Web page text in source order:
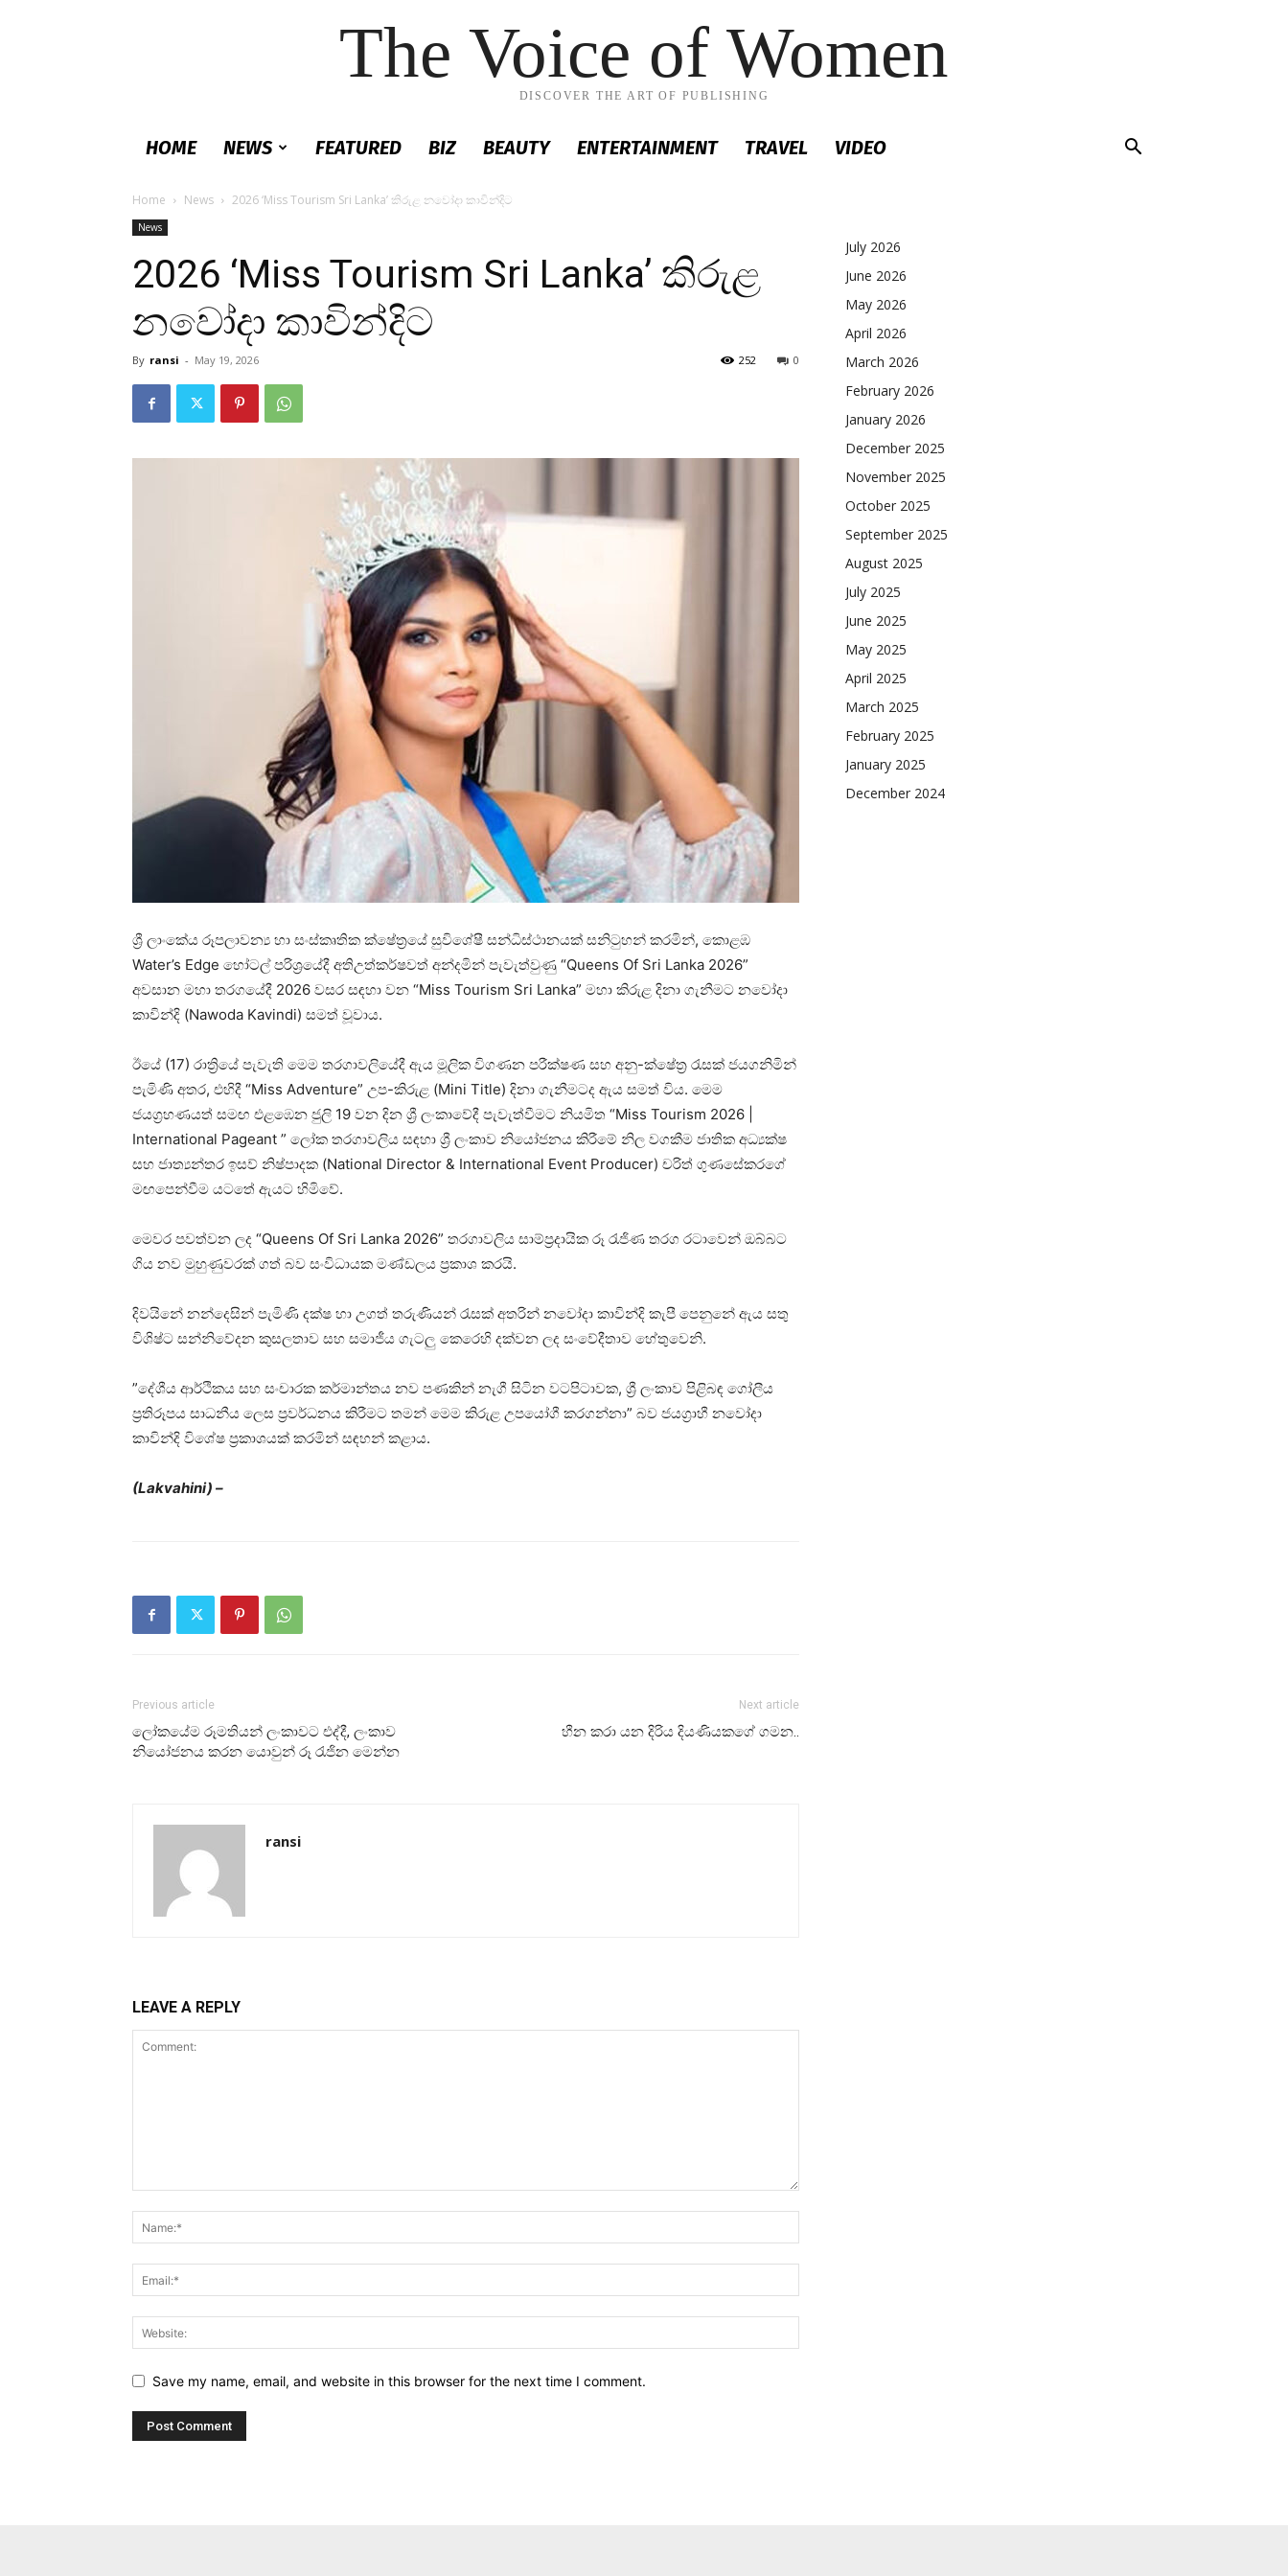
The Voice of Women
DISCOVER THE ART OF PUBLISHING
HOME NEWS FEATURED BIZ BEAUTY ENTERTAINMENT TRAVEL VIDEO
Home News 2026 ‘Miss Tourism Sri Lanka’ කිරුළ නවෝදා කාවින්දිට
News
2026 ‘Miss Tourism Sri Lanka’ කිරුළ
නවෝදා කාවින්දිට
By ransi - May 19, 2026 0
252
ශ්‍රී ලාංකේය රූපලාවන්‍ය හා සංස්කෘතික ක්ෂේත්‍රයේ සුවිශේෂී සන්ධිස්ථානයක් සනිටුහන් කරමින්, කොළඹ
Water’s Edge හෝටල් පරිශ්‍රයේදී අතිඋත්කර්ෂවත් අන්දමින් පැවැත්වුණු “Queens Of Sri Lanka 2026”
අවසාන මහා තරගයේදී 2026 වසර සඳහා වන “Miss Tourism Sri Lanka” මහා කිරුළ දිනා ගැනීමට නවෝදා
කාවින්දි (Nawoda Kavindi) සමත් වූවාය.
ඊයේ (17) රාත්‍රියේ පැවැති මෙම තරගාවලියේදී ඇය මූලික විගණන පරීක්ෂණ සහ අනු-ක්ෂේත්‍ර රැසක් ජයගනිමින්
පැමිණි අතර, එහිදී “Miss Adventure” උප-කිරුළ (Mini Title) දිනා ගැනීමටද ඇය සමත් විය. මෙම
ජයග්‍රහණයත් සමඟ එළඹෙන ජුලි 19 වන දින ශ්‍රී ලංකාවේදී පැවැත්වීමට නියමිත “Miss Tourism 2026 |
International Pageant ” ලෝක තරගාවලිය සඳහා ශ්‍රී ලංකාව නියෝජනය කිරීමේ නිල වගකීම ජාතික අධ්‍යක්ෂ
සහ ජාත්‍යන්තර ඉසව් නිෂ්පාදක (National Director & International Event Producer) චරිත් ගුණසේකරගේ
මඟපෙන්වීම යටතේ ඇයට හිමිවේ.
මෙවර පවත්වන ලද “Queens Of Sri Lanka 2026” තරගාවලිය සාම්ප්‍රදායික රූ රැජිණ තරග රටාවෙන් ඔබ්බට
ගිය නව මුහුණුවරක් ගත් බව සංවිධායක මණ්ඩලය ප්‍රකාශ කරයි.
දිවයිනේ නන්දෙසින් පැමිණි දක්ෂ හා උගත් තරුණියන් රැසක් අතරින් නවෝදා කාවින්දි කැපී පෙනුනේ ඇය සතු
විශිෂ්ට සන්නිවේදන කුසලතාව සහ සමාජීය ගැටලු කෙරෙහි දක්වන ලද සංවේදීතාව හේතුවෙනි.
”දේශීය ආර්ථිකය සහ සංචාරක කර්මාන්තය නව පණකින් නැගී සිටින වටපිටාවක, ශ්‍රී ලංකාව පිළිබඳ ගෝලීය
ප්‍රතිරූපය සාධනීය ලෙස ප්‍රවර්ධනය කිරීමට තමන් මෙම කිරුළ උපයෝගී කරගන්නා” බව ජයග්‍රාහී නවෝදා
කාවින්දි විශේෂ ප්‍රකාශයක් කරමින් සඳහන් කළාය.
(Lakvahini) –
Previous article
ලෝකයේම රූමතියන් ලංකාවට එද්දී, ලංකාව
නියෝජනය කරන යොවුන් රූ රැජින මෙන්න
Next article
හීන කරා යන දිරිය දියණියකගේ ගමන..
ransi
LEAVE A REPLY
Save my name, email, and website in this browser for the next time I comment.
July 2026
June 2026
May 2026
April 2026
March 2026
February 2026
January 2026
December 2025
November 2025
October 2025
September 2025
August 2025
July 2025
June 2025
May 2025
April 2025
March 2025
February 2025
January 2025
December 2024